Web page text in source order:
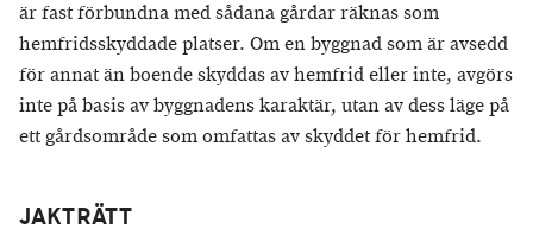
är fast förbundna med sådana gårdar räknas som
hemfridsskyddade platser. Om en byggnad som är avsedd
för annat än boende skyddas av hemfrid eller inte, avgörs
inte på basis av byggnadens karaktär, utan av dess läge på
ett gårdsområde som omfattas av skyddet för hemfrid.
JAKTRÄTT